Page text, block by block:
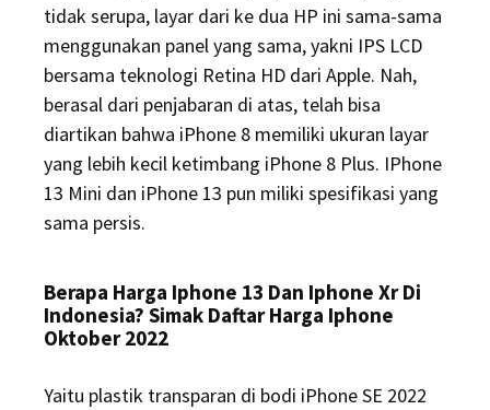
tidak serupa, layar dari ke dua HP ini sama-sama
menggunakan panel yang sama, yakni IPS LCD
bersama teknologi Retina HD dari Apple. Nah,
berasal dari penjabaran di atas, telah bisa
diartikan bahwa iPhone 8 memiliki ukuran layar
yang lebih kecil ketimbang iPhone 8 Plus. IPhone
13 Mini dan iPhone 13 pun miliki spesifikasi yang
sama persis.
Berapa Harga Iphone 13 Dan Iphone Xr Di
Indonesia? Simak Daftar Harga Iphone
Oktober 2022
Yaitu plastik transparan di bodi iPhone SE 2022